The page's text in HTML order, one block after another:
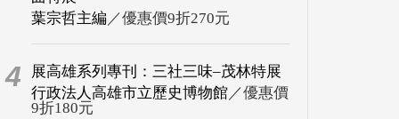
葉宗哲主編 ／優惠價9折270元
4
展高雄系列專刊：三社三味–茂林特展
行政法人高雄市立歷史博物館／優惠價
9折180元